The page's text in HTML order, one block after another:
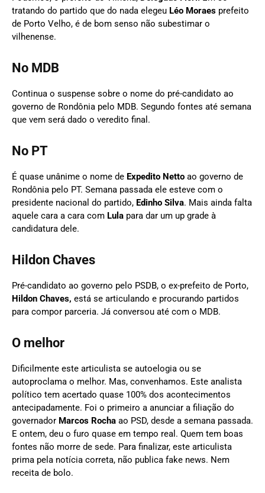
tratando do partido que do nada elegeu Léo Moraes prefeito
de Porto Velho, é de bom senso não subestimar o
vilhenense.
No MDB
Continua o suspense sobre o nome do pré-candidato ao
governo de Rondônia pelo MDB. Segundo fontes até semana
que vem será dado o veredito final.
No PT
É quase unânime o nome de Expedito Netto ao governo de
Rondônia pelo PT. Semana passada ele esteve com o
presidente nacional do partido, Edinho Silva. Mais ainda falta
aquele cara a cara com Lula para dar um up grade à
candidatura dele.
Hildon Chaves
Pré-candidato ao governo pelo PSDB, o ex-prefeito de Porto,
Hildon Chaves, está se articulando e procurando partidos
para compor parceria. Já conversou até com o MDB.
O melhor
Dificilmente este articulista se autoelogia ou se
autoproclama o melhor. Mas, convenhamos. Este analista
político tem acertado quase 100% dos acontecimentos
antecipadamente. Foi o primeiro a anunciar a filiação do
governador Marcos Rocha ao PSD, desde a semana passada.
E ontem, deu o furo quase em tempo real. Quem tem boas
fontes não morre de sede. Para finalizar, este articulista
prima pela notícia correta, não publica fake news. Nem
receita de bolo.